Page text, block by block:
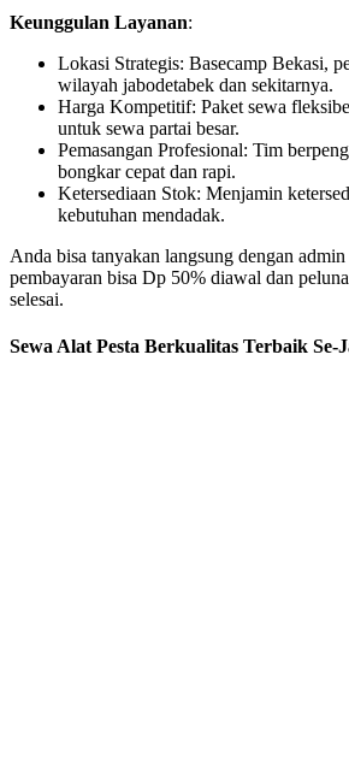
Keunggulan Layanan:
Lokasi Strategis: Basecamp Bekasi,
wilayah jabodetabek dan sekitarnya.
Harga Kompetitif: Paket sewa
untuk sewa partai besar.
Pemasangan Profesional: Tim
bongkar cepat dan rapi.
Ketersediaan Stok: Menjamin
kebutuhan mendadak.
Anda bisa tanyakan langsung dengan
pembayaran bisa Dp 50% diawal dan
selesai.
Sewa Alat Pesta Berkualitas Terbaik Se-